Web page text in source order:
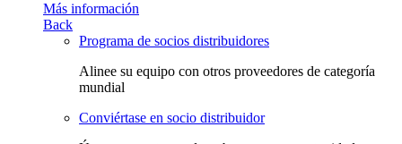
Más información
Back
Programa de socios distribuidores
Alinee su equipo con otros proveedores de categoría
mundial
Conviértase en socio distribuidor